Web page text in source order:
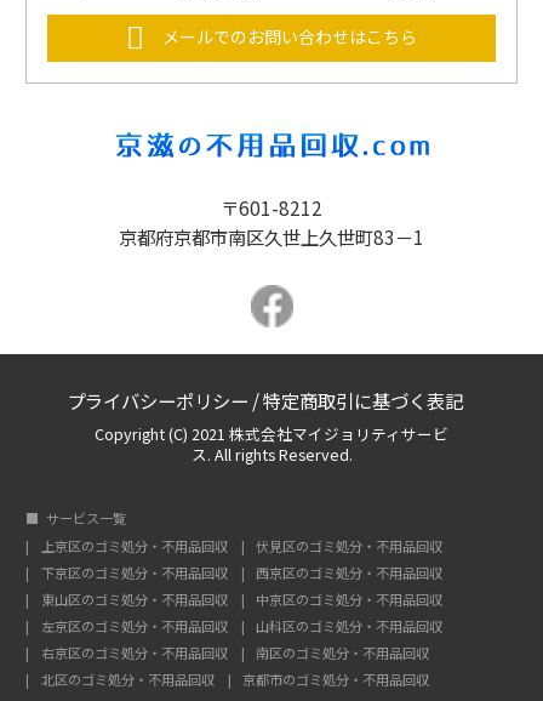
メールでのお問い合わせはこちら
〒601-8212
京都府京都市南区久世上久世町83－1
プライバシーポリシー /特定商取引に基づく表記
Copyright (C) 2021 株式会社マイジョリティサービ
ス. All rights Reserved.
サービス一覧
上京区のゴミ処分・不用品回収
伏見区のゴミ処分・不用品回収
下京区のゴミ処分・不用品回収
西京区のゴミ処分・不用品回収
東山区のゴミ処分・不用品回収
中京区のゴミ処分・不用品回収
左京区のゴミ処分・不用品回収
山科区のゴミ処分・不用品回収
右京区のゴミ処分・不用品回収
南区のゴミ処分・不用品回収
北区のゴミ処分・不用品回収
京都市のゴミ処分・不用品回収